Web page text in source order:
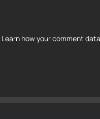
Learn how your comment